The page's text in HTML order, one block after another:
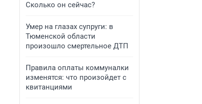
Сколько он сейчас?
Умер на глазах супруги: в
Тюменской области
произошло смертельное ДТП
Правила оплаты коммуналки
изменятся: что произойдет с
квитанциями